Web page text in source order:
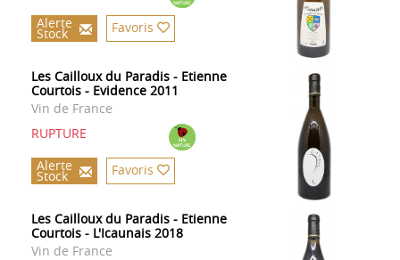
Alerte
Stock Favoris
Les Cailloux du Paradis - Etienne
Courtois - Evidence 2011
Vin de France
RUPTURE
Alerte
Stock Favoris
Les Cailloux du Paradis - Etienne
Courtois - L'Icaunais 2018
Vin de France